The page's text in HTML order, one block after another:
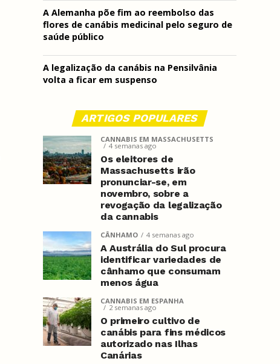
A Alemanha põe fim ao reembolso das
flores de canábis medicinal pelo seguro de
saúde público
A legalização da canábis na Pensilvânia
volta a ficar em suspenso
ARTIGOS POPULARES
CANNABIS EM MASSACHUSETTS
4 semanas ago
Os eleitores de
Massachusetts irão
pronunciar-se, em
novembro, sobre a
revogação da legalização
da cannabis
CÂNHAMO 4 semanas ago
A Austrália do Sul procura
identificar variedades de
cânhamo que consumam
menos água
CANNABIS EM ESPANHA
2 semanas ago
O primeiro cultivo de
canábis para fins médicos
autorizado nas Ilhas
Canárias